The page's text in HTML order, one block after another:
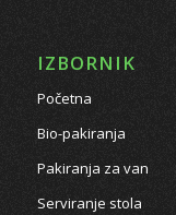
IZBORNIK
Početna
Bio-pakiranja
Pakiranja za van
Serviranje stola